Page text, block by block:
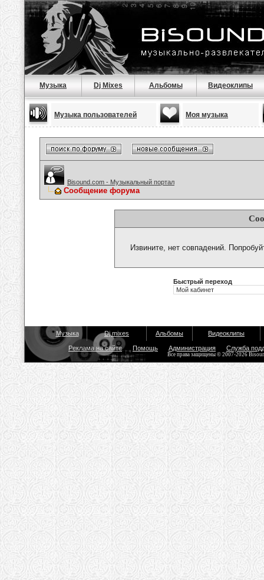
Музыка Dj Mixes Альбомы Видеоклипы
Музыка пользователей Моя музыка
Bisound.com - Музыкальный портал
Сообщение форума
Извините, нет совпадений.
Быстрый переход
Музыка Dj mixes Альбомы Видеоклипы
Реклама на сайте Помощь Администрация Служба
Все права защищены © 2007-2026